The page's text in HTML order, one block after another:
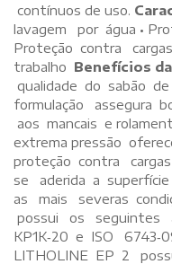
contínuos de uso.
lavagem por água •
Proteção contra
trabalho Benefícios
qualidade do sabão
formulação assegura
aos mancais e
extrema pressão
proteção contra
se aderida a
as mais severas
possui os seguintes
KP1K‐20 e ISO
LITHOLINE EP 2